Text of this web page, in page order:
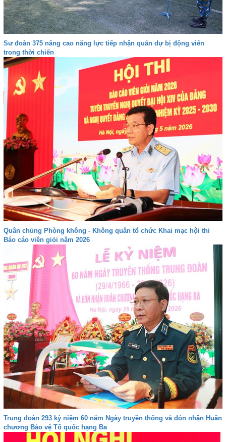
Sư đoàn 375 nâng cao năng lực tiếp nhận quân dự bị động viên
trong thời chiến
Quân chủng Phòng không - Không quân tổ chức Khai mạc hội thi
Báo cáo viên giỏi năm 2026
Trung đoàn 293 kỷ niệm 60 năm Ngày truyền thống và đón nhận Huân
chương Bảo vệ Tổ quốc hạng Ba